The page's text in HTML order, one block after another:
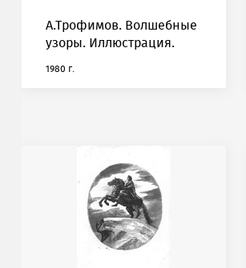
А.Трофимов. Волшебные
узоры. Иллюстрация.
1980 г.